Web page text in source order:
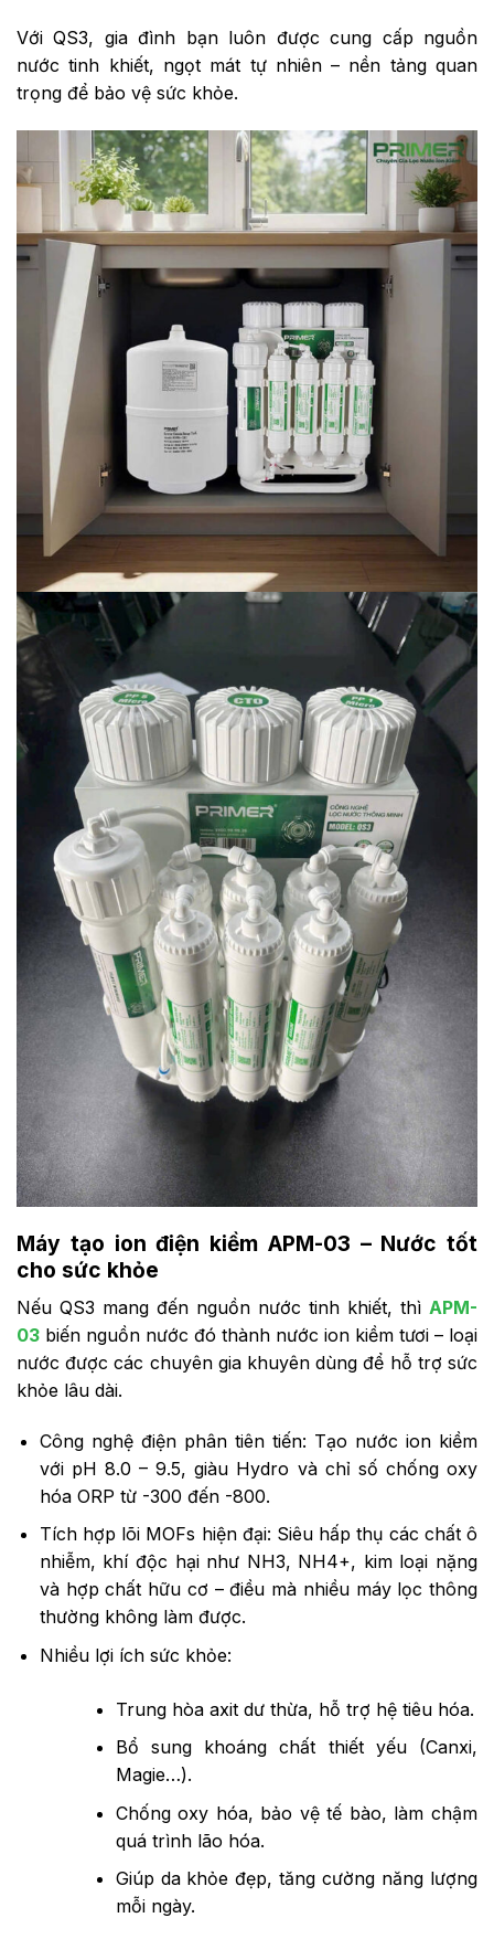
Với QS3, gia đình bạn luôn được cung cấp nguồn
nước tinh khiết, ngọt mát tự nhiên – nền tảng quan
trọng để bảo vệ sức khỏe.
Máy tạo ion điện kiềm APM-03 – Nước tốt
cho sức khỏe
Nếu QS3 mang đến nguồn nước tinh khiết, thì APM-
03 biến nguồn nước đó thành nước ion kiềm tươi – loại
nước được các chuyên gia khuyên dùng để hỗ trợ sức
khỏe lâu dài.
Công nghệ điện phân tiên tiến: Tạo nước ion kiềm
với pH 8.0 – 9.5, giàu Hydro và chỉ số chống oxy
hóa ORP từ -300 đến -800.
Tích hợp lõi MOFs hiện đại: Siêu hấp thụ các chất ô
nhiễm, khí độc hại như NH3, NH4+, kim loại nặng
và hợp chất hữu cơ – điều mà nhiều máy lọc thông
thường không làm được.
Nhiều lợi ích sức khỏe:
Trung hòa axit dư thừa, hỗ trợ hệ tiêu hóa.
Bổ sung khoáng chất thiết yếu (Canxi,
Magie…).
Chống oxy hóa, bảo vệ tế bào, làm chậm
quá trình lão hóa.
Giúp da khỏe đẹp, tăng cường năng lượng
mỗi ngày.